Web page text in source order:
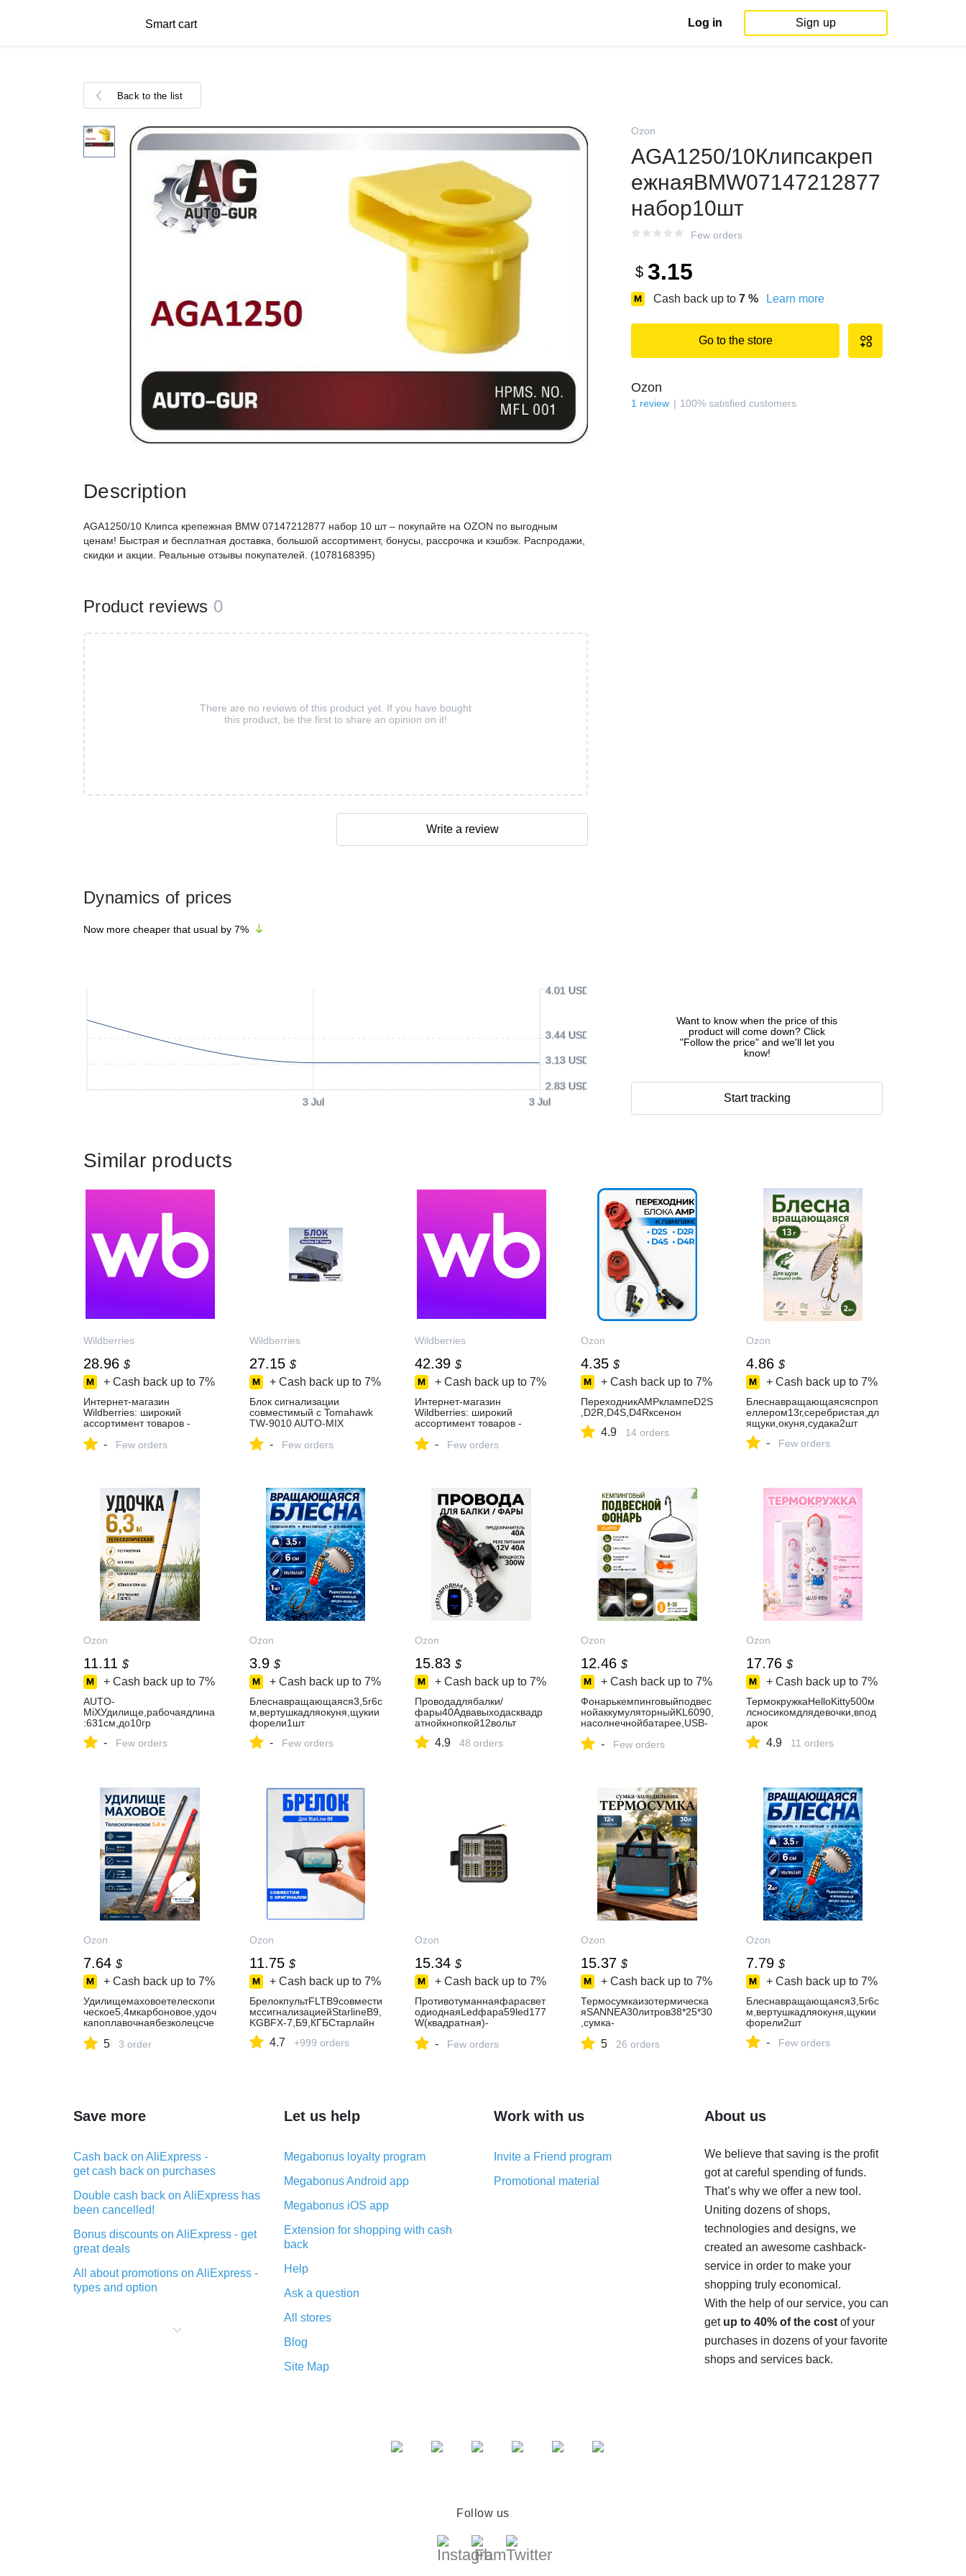
Smart cart Log in Sign up
Back to the list
Ozon
AGA1250/10Клипсакреп
ежнаяBMW07147212877
набор10шт
Few orders
$ 3.15
Cash back up to 7 % Learn more
Go to the store
Ozon
1 review 100% satisfied customers
Dynamics of prices
Now more cheaper that usual by 7%
3 Jul 3 Jul
2.83 USD
3.13 USD
3.44 USD
4.01 USD
Want to know when the price of this
product will come down? Click
"Follow the price" and we'll let you
know!
Start tracking
Description
AGA1250/10 Клипса крепежная BMW 07147212877 набор 10 шт – покупайте на OZON по выгодным
ценам! Быстрая и бесплатная доставка, большой ассортимент, бонусы, рассрочка и кэшбэк. Распродажи,
скидки и акции. Реальные отзывы покупателей. (1078168395)
Product reviews 0
There are no reviews of this product yet. If you have bought
this product, be the first to share an opinion on it!
Write a review
Similar products
Wildberries
28.96 $
+ Cash back up to 7%
Интернет‑магазин
Wildberries: широкий
ассортимент товаров -
- Few orders
Wildberries
27.15 $
+ Cash back up to 7%
Блок сигнализации
совместимый с Tomahawk
TW-9010 AUTO-MIX
₽ в интернет‑магазине
- Few orders
Wildberries
42.39 $
+ Cash back up to 7%
Интернет‑магазин
Wildberries: широкий
ассортимент товаров -
- Few orders
Ozon
4.35 $
+ Cash back up to 7%
ПереходникAMPклампеD2S
,D2R,D4S,D4Rксенон
4.9 14 orders
Ozon
4.86 $
+ Cash back up to 7%
Блеснавращающаясяспроп
еллером13г,серебристая,дл
ящуки,окуня,судака2шт
- Few orders
Ozon
11.11 $
+ Cash back up to 7%
AUTO-
MiXУдилище,рабочаядлина
:631см,до10гр
- Few orders
Ozon
3.9 $
+ Cash back up to 7%
Блеснавращающаяся3,5г6с
м,вертушкадляокуня,щукии
форели1шт
- Few orders
Ozon
15.83 $
+ Cash back up to 7%
Проводадлябалки/
фары40Адвавыходасквадр
атнойкнопкой12вольт
4.9 48 orders
Ozon
12.46 $
+ Cash back up to 7%
Фонарькемпинговыйподвес
нойаккумуляторныйKL6090,
насолнечнойбатарее,USB-
стическийфонарьдляпалатк
- Few orders
Ozon
17.76 $
+ Cash back up to 7%
ТермокружкаHelloKitty500м
лсносикомдлядевочки,впод
арок
4.9 11 orders
Ozon
7.64 $
+ Cash back up to 7%
Удилищемаховоетелескопи
ческое5,4мкарбоновое,удоч
капоплавочнаябезколецсче
5 3 order
Ozon
11.75 $
+ Cash back up to 7%
БрелокпультFLTB9совмести
мссигнализациейStarlineВ9,
KGBFX-7,Б9,КГБСтарлайн
4.7 +999 orders
Ozon
15.34 $
+ Cash back up to 7%
Противотуманнаяфарасвет
одиоднаяLedфара59led177
W(квадратная)-
тнаавто,назаднийход
- Few orders
Ozon
15.37 $
+ Cash back up to 7%
Термосумкаизотермическа
яSANNEA30литров38*25*30
,сумка-
яжаипутешествий,сераясго
5 26 orders
Ozon
7.79 $
+ Cash back up to 7%
Блеснавращающаяся3,5г6с
м,вертушкадляокуня,щукии
форели2шт
- Few orders
Save more
Cash back on AliExpress -
get cash back on purchases
Double cash back on AliExpress has
been cancelled!
Bonus discounts on AliExpress - get
great deals
All about promotions on AliExpress -
types and option
purchases on AliExpress - short and
Let us help
Megabonus loyalty program
Megabonus Android app
Megabonus iOS app
Extension for shopping with cash
back
Help
Ask a question
All stores
Blog
Site Map
Work with us
Invite a Friend program
Promotional material
About us
We believe that saving is the profit
got at careful spending of funds.
That’s why we offer a new tool.
Uniting dozens of shops,
technologies and designs, we
created an awesome cashback-
service in order to make your
shopping truly economical.
With the help of our service, you can
get up to 40% of the costof your
purchases in dozens of your favorite
shops and services back.
Follow us